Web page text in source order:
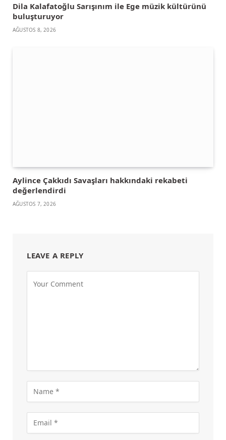
Dila Kalafatoğlu Sarışınım ile Ege müzik kültürünü
buluşturuyor
AĞUSTOS 8, 2026
Aylince Çakkıdı Savaşları hakkındaki rekabeti
değerlendirdi
AĞUSTOS 7, 2026
LEAVE A REPLY